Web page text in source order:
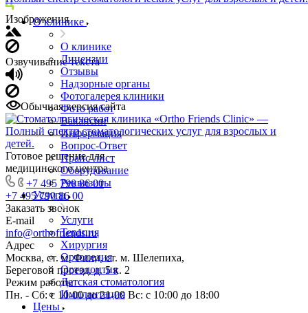
Изображения
Озвучивание текста
Обычная версия сайта
Готовое решение для
медицинского центра
+7 495 790 86 00
+7 495 790 86 00
Заказать звонок
E-mail
info@orthofriends.ru
Адрес
Москва, ст. м. Фили, ст. м. Шелепиха,
Береговой проезд, д. 5 к. 2
Режим работы
Пн. - Сб: с 10-00 до 21-00 Вс: c 10:00 до 18:00
О клинике
О клинике
Лицензии
Отзывы
Надзорные органы
Фотогалерея клиники
Фото работ
Вакансии
Информация
Вопрос-Ответ
Прайс-лист
Оборудование
Реквизиты
Услуги
Услуги
Терапия
Хирургия
Ортопедия
Ортодонтия
Детская стоматология
Имплантация
Цены